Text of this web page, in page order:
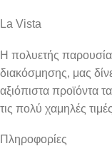
La Vista
Η πολυετής
διακόσμησης, μας
αξιόπιστα προϊόντα
τις πολύ χαμηλές
Πληροφορίες